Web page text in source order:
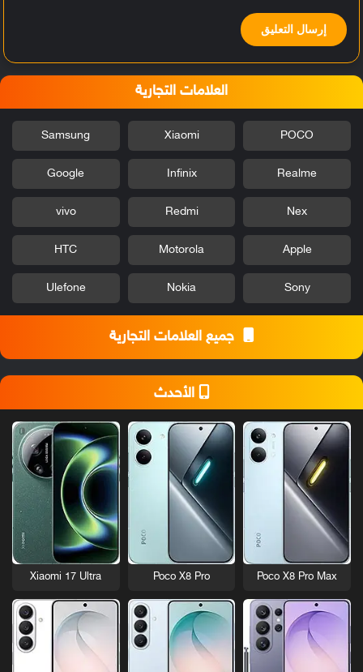
العلامات التجارية
POCO
Xiaomi
Samsung
Realme
Infinix
Google
Nex
Redmi
vivo
Apple
Motorola
HTC
Sony
Nokia
Ulefone
جميع العلامات التجارية
الأحدث
Poco X8 Pro Max
Poco X8 Pro
Xiaomi 17 Ultra